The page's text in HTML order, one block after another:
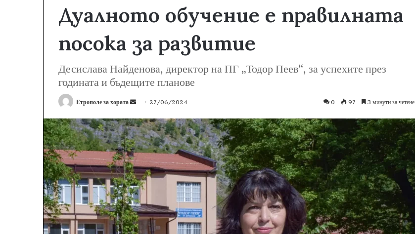
Дуалното обучение е правилната
посока за развитие
Десислава Найденова, директор на ПГ „Тодор Пеев“, за успехите през
годината и бъдещите планове
Етрополе за хората
n
d
a
n
e
m
a
i
l
27/06/2024 0 97 3 минути за четене